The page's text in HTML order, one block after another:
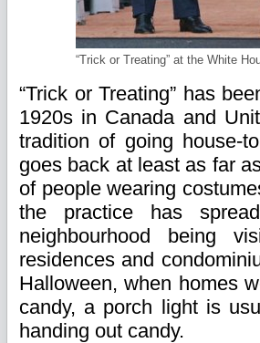
“Trick or Treating” at the White
“Trick or Treating” has
1920s in Canada and
tradition of going house-
goes back at least as far
of people wearing
the practice has
neighbourhood being
residences and
Halloween, when homes
candy, a porch light is
handing out candy.